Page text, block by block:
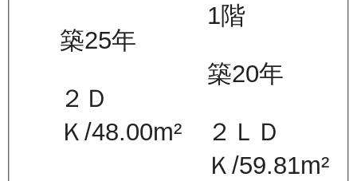
築25年
２Ｄ
Ｋ/48.00m²
1階
築20年
２ＬＤ
Ｋ /59.81m²